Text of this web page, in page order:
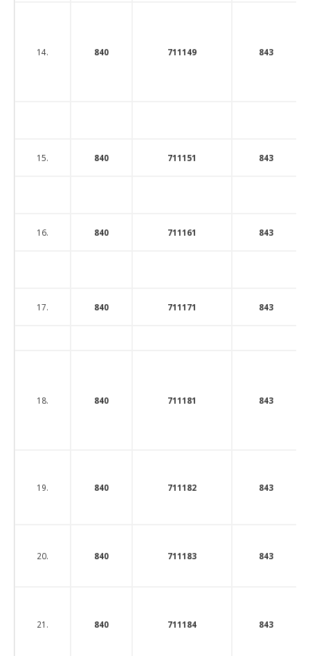
14. 840 711149 843
15. 840 711151 843
16. 840 711161 843
17. 840 711171 843
18. 840 711181 843
19. 840 711182 843
20. 840 711183 843
21. 840 711184 843